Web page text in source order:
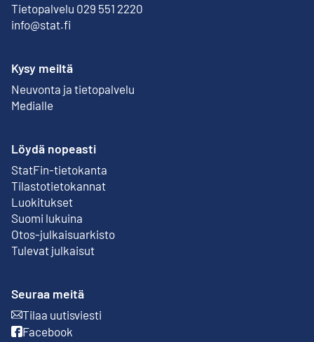
Tietopalvelu 029 551 2220
info@stat.fi
Kysy meiltä
Neuvonta ja tietopalvelu
Medialle
Löydä nopeasti
StatFin-tietokanta
Ulkoinen linkki
Tilastotietokannat
Luokitukset
Suomi lukuina
Otos-julkaisuarkisto
Ulkoinen linkki
Tulevat julkaisut
Seuraa meitä
Tilaa uutisviesti
Ulkoinen linkki
Facebook
Ulkoinen linkki